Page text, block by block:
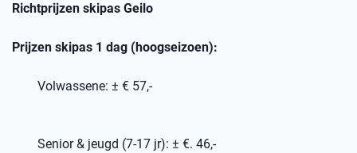
Richtprijzen skipas Geilo
Prijzen skipas 1 dag (hoogseizoen):
Volwassene: ± € 57,-
Senior & jeugd (7-17 jr): ± €. 46,-